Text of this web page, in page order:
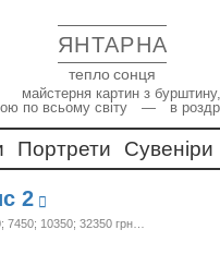
ЯНТАРНА
тепло сонця
майстерня картин з
по всьому світу — в
Портрети Сувеніри
2
7450; 10350; 32350 грн…